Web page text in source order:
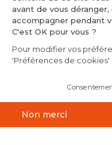
transmettre leur
En
avant de vous
accompagner pendant
C'est OK pour vous ?
Pour modifier vos
'Préférences de cookies'
Non merci